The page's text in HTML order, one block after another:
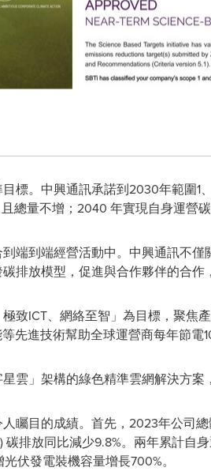
標。中興通訊承諾到2030年範圍1
總量不增；2040 年實現自身運營
端到端經營活動中。中興通訊不
排放模型，促進與合作夥伴的合作
致ICT、網絡至智」為目標，聚焦
先進技術幫助全球運營商每年節電
雲」架構的綠色精準雲網解決方案
矚目的成績。首先，2023年公司
排放同比減少9.8%。兩年累計自
伏發電裝機容量增長700%。